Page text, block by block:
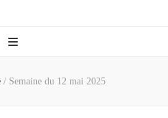
/ Semaine du 12 mai 2025